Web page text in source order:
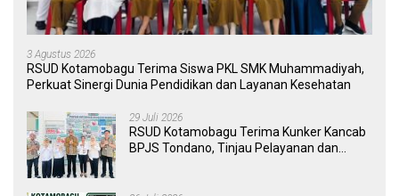
3 Agustus 2026
RSUD Kotamobagu Terima Siswa PKL SMK Muhammadiyah,
Perkuat Sinergi Dunia Pendidikan dan Layanan Kesehatan
29 Juli 2026
RSUD Kotamobagu Terima Kunker Kancab
BPJS Tondano, Tinjau Pelayanan dan